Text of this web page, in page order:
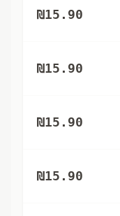
₪15.90
₪15.90
₪15.90
₪15.90